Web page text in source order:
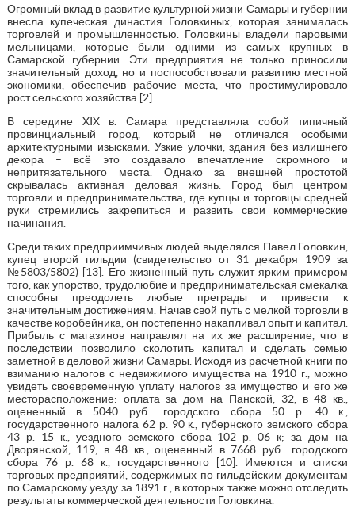
Огромный вклад в развитие культурной жизни Самары и губернии
внесла купеческая династия Головкиных, которая занималась
торговлей и промышленностью. Головкины владели паровыми
мельницами, которые были одними из самых крупных в
Самарской губернии. Эти предприятия не только приносили
значительный доход, но и поспособствовали развитию местной
экономики, обеспечив рабочие места, что простимулировало
рост сельского хозяйства [2].
В середине XIX в. Самара представляла собой типичный
провинциальный город, который не отличался особыми
архитектурными изысками. Узкие улочки, здания без излишнего
декора – всё это создавало впечатление скромного и
непритязательного места. Однако за внешней простотой
скрывалась активная деловая жизнь. Город был центром
торговли и предпринимательства, где купцы и торговцы средней
руки стремились закрепиться и развить свои коммерческие
начинания.
Среди таких предприимчивых людей выделялся Павел Головкин,
купец второй гильдии (свидетельство от 31 декабря 1909 за
№5803/5802) [13]. Его жизненный путь служит ярким примером
того, как упорство, трудолюбие и предпринимательская смекалка
способны преодолеть любые преграды и привести к
значительным достижениям. Начав свой путь с мелкой торговли в
качестве коробейника, он постепенно накапливал опыт и капитал.
Прибыль с магазинов направлял на их же расширение, что в
последствии позволило сколотить капитал и сделать семью
заметной в деловой жизни Самары. Исходя из расчетной книги по
взиманию налогов с недвижимого имущества на 1910 г., можно
увидеть своевременную уплату налогов за имущество и его же
месторасположение: оплата за дом на Панской, 32, в 48 кв.,
оцененный в 5040 руб.: городского сбора 50 р. 40 к.,
государственного налога 62 р. 90 к., губернского земского сбора
43 р. 15 к., уездного земского сбора 102 р. 06 к; за дом на
Дворянской, 119, в 48 кв., оцененный в 7668 руб.: городского
сбора 76 р. 68 к., государственного [10]. Имеются и списки
торговых предприятий, содержимых по гильдейским документам
по Самарскому уезду за 1891 г., в которых также можно отследить
результаты коммерческой деятельности Головкина.